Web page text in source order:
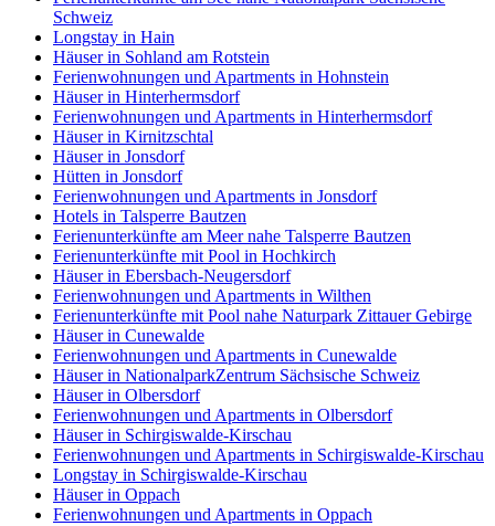
Schweiz
Longstay in Hain
Häuser in Sohland am Rotstein
Ferienwohnungen und Apartments in Hohnstein
Häuser in Hinterhermsdorf
Ferienwohnungen und Apartments in Hinterhermsdorf
Häuser in Kirnitzschtal
Häuser in Jonsdorf
Hütten in Jonsdorf
Ferienwohnungen und Apartments in Jonsdorf
Hotels in Talsperre Bautzen
Ferienunterkünfte am Meer nahe Talsperre Bautzen
Ferienunterkünfte mit Pool in Hochkirch
Häuser in Ebersbach-Neugersdorf
Ferienwohnungen und Apartments in Wilthen
Ferienunterkünfte mit Pool nahe Naturpark Zittauer Gebirge
Häuser in Cunewalde
Ferienwohnungen und Apartments in Cunewalde
Häuser in NationalparkZentrum Sächsische Schweiz
Häuser in Olbersdorf
Ferienwohnungen und Apartments in Olbersdorf
Häuser in Schirgiswalde-Kirschau
Ferienwohnungen und Apartments in Schirgiswalde-Kirschau
Longstay in Schirgiswalde-Kirschau
Häuser in Oppach
Ferienwohnungen und Apartments in Oppach